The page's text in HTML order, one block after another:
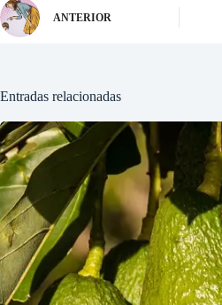
ANTERIOR
Entradas relacionadas